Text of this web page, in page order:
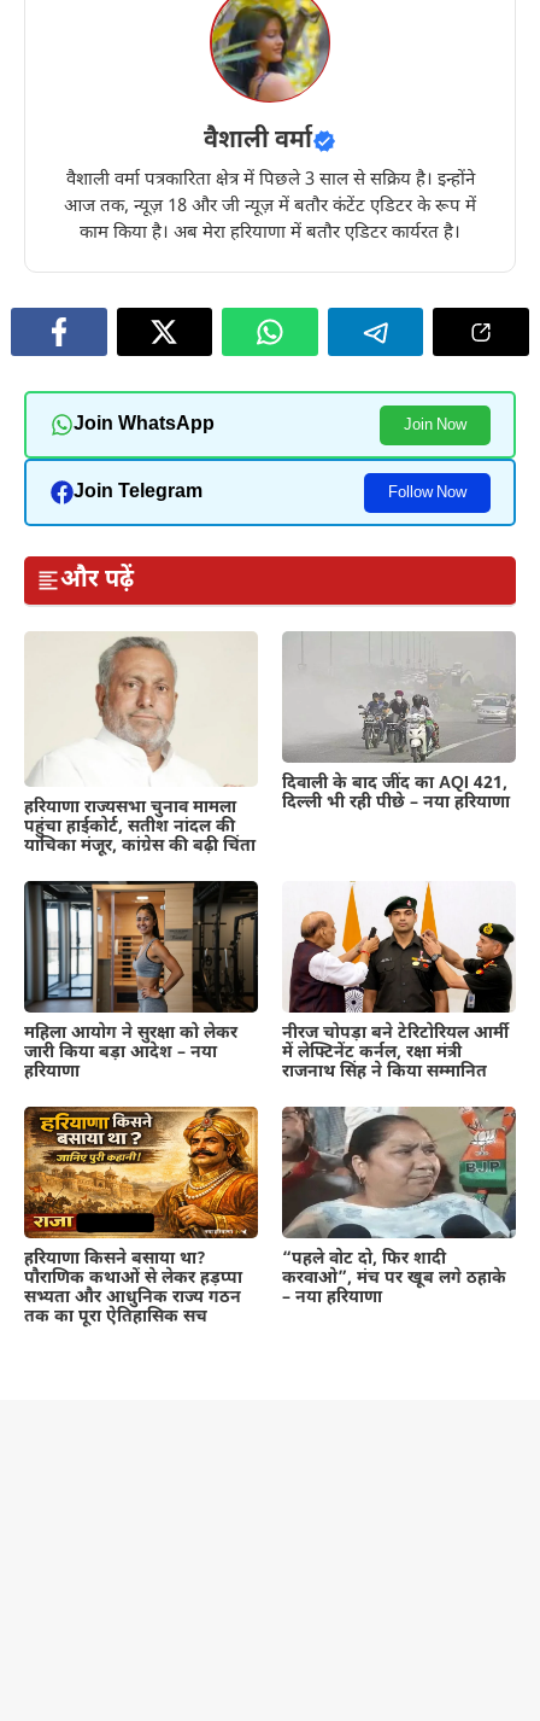
वैशाली वर्मा
वैशाली वर्मा पत्रकारिता क्षेत्र में पिछले 3 साल से सक्रिय है। इन्होंने
आज तक, न्यूज़ 18 और जी न्यूज़ में बतौर कंटेंट एडिटर के रूप में
काम किया है। अब मेरा हरियाणा में बतौर एडिटर कार्यरत है।
Join WhatsApp Join Now
Join Telegram Follow Now
और पढ़ें
हरियाणा राज्यसभा चुनाव मामला
पहुंचा हाईकोर्ट, सतीश नांदल की
याचिका मंजूर, कांग्रेस की बढ़ी चिंता
दिवाली के बाद जींद का AQI 421,
दिल्ली भी रही पीछे – नया हरियाणा
महिला आयोग ने सुरक्षा को लेकर
जारी किया बड़ा आदेश – नया
हरियाणा
नीरज चोपड़ा बने टेरिटोरियल आर्मी
में लेफ्टिनेंट कर्नल, रक्षा मंत्री
राजनाथ सिंह ने किया सम्मानित
हरियाणा किसने बसाया था?
पौराणिक कथाओं से लेकर हड़प्पा
सभ्यता और आधुनिक राज्य गठन
तक का पूरा ऐतिहासिक सच
“पहले वोट दो, फिर शादी
करवाओ”, मंच पर खूब लगे ठहाके
– नया हरियाणा